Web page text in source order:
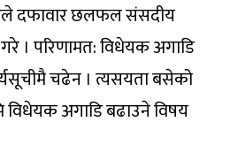
दफावार छलफल संसदीय
। परिणामत: विधेयक अगाडि
चढेन । त्यसयता बसेको
अगाडि बढाउने विषय